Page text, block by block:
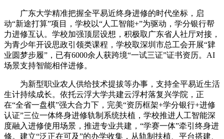
广东大学精准把握全平易近终身进修的时代坐标，启
动“新途打算”项目，学校以“人工智能+”为驱动，学分银行帮
力进修互认。学校加强顶层设想，积极取广东省人社厅对接，
为青少年开设思政引领类课程，学校取深圳市总工会开展“肄
业圆梦步履”，已有6000余人获跨境“一试三证”证书资历。AI
场景支持智能相伴进修。
为新型职业农人供给技术提拔等办事，支持全平易近生活
生计持续成长。依托云浮大学共建云浮村落复兴学院，正
在“全省一盘棋”强大合力下，完美“资历框架+学分银行+进修
认证”三位一体终身进修轨制系统扶植，学校推进人工智能深
度融入进修使用场景，推进专业共建，“学赛一体”牵引终身进
修。建立“泛正在可及”的办学收集，从轨制扶植、平台搭建、